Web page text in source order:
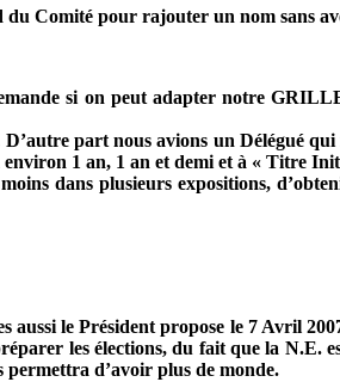
Comité pour rajouter un nom sans
si on peut adapter notre
part nous avions un Délégué qui
environ 1 an, 1 an et demi et à « Titre
dans plusieurs expositions,
le Président propose le 7 Avril
les élections, du fait que la N.E.
permettra d’avoir plus de monde.